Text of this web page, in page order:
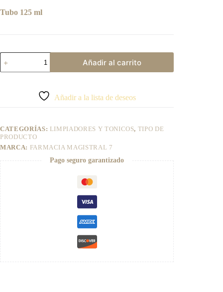
Tubo 125 ml​
LIMPIADOR
OSMOTICO
FARMACIA
Añadir al carrito
a
t
i
Añadir a la lista de deseos
CATEGORÍAS: LIMPIADORES Y TONICOS, TIPO DE
PRODUCTO
MARCA: FARMACIA MAGISTRAL 7
Pago seguro garantizado